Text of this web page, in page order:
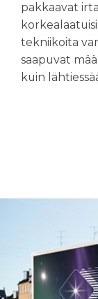
pakkaavat
tekniikoita
saapuvat
kuin